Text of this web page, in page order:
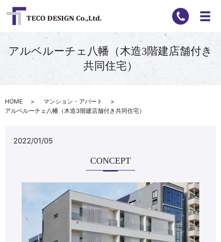
アルベルーチェ八幡（木造3階建店舗付き
共同住宅）
HOME
マンション・アパート
アルベルーチェ八幡（木造3階建店舗付き共同住宅）
2022/01/05
CONCEPT